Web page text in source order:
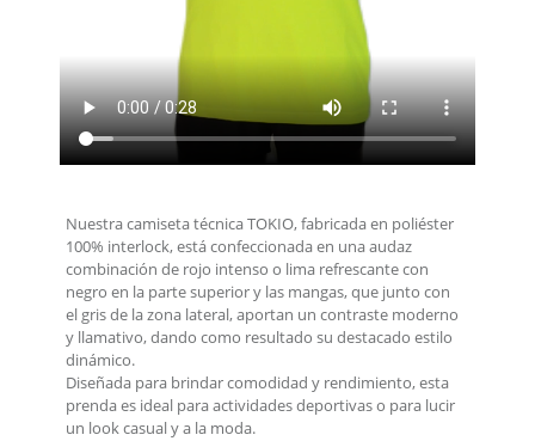
Nuestra camiseta técnica TOKIO, fabricada en poliéster
100% interlock, está confeccionada en una audaz
combinación de rojo intenso o lima refrescante con
negro en la parte superior y las mangas, que junto con
el gris de la zona lateral, aportan un contraste moderno
y llamativo, dando como resultado su destacado estilo
dinámico.
Diseñada para brindar comodidad y rendimiento, esta
prenda es ideal para actividades deportivas o para lucir
un look casual y a la moda.